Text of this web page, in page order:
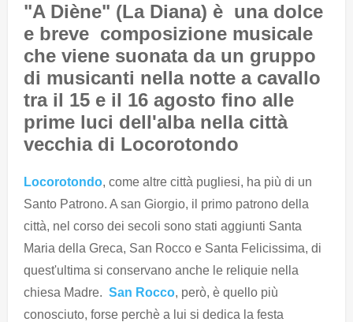
"A Diène" (La Diana) è una dolce
e breve composizione musicale
che viene suonata da un gruppo
di musicanti nella notte a cavallo
tra il 15 e il 16 agosto fino alle
prime luci dell'alba nella città
vecchia di Locorotondo
Locorotondo, come altre città pugliesi, ha più di un
Santo Patrono. A san Giorgio, il primo patrono della
città, nel corso dei secoli sono stati aggiunti Santa
Maria della Greca, San Rocco e Santa Felicissima, di
quest'ultima si conservano anche le reliquie nella
chiesa Madre. San Rocco, però, è quello più
conosciuto, forse perchè a lui si dedica la festa